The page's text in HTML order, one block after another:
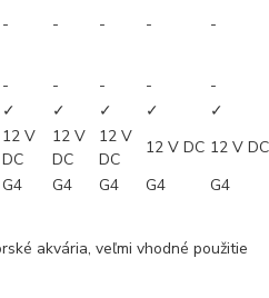
- - - - -
- - - -
-
✓ ✓ ✓ ✓
✓
12 V
DC
12 V
DC
12 V
DC
12 V DC 12 V DC
G4 G4 G4 G4
G4
akvária, veľmi vhodné použitie